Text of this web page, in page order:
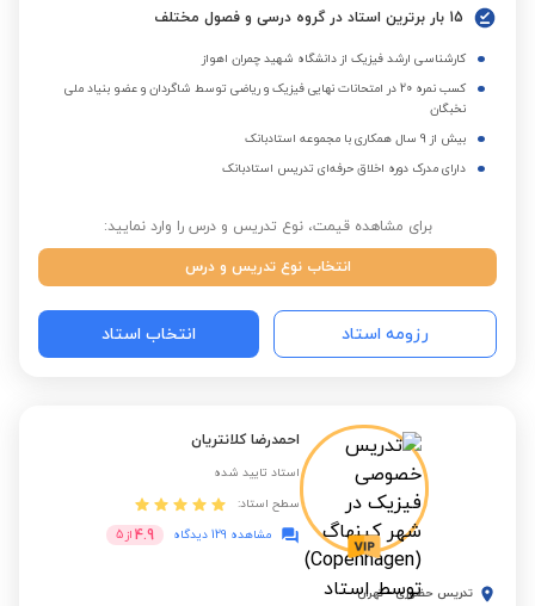
15 بار برترین استاد در گروه درسی و فصول مختلف
کارشناسی ارشد فیزیک از دانشگاه شهید چمران اهواز
کسب نمره 20 در امتحانات نهایی فیزیک و ریاضی توسط شاگردان و عضو بنیاد ملی
نخبگان
بیش از 9 سال همکاری با مجموعه استادبانک
دارای مدرک دوره اخلاق حرفه‌ای تدریس استادبانک
برای مشاهده قیمت، نوع تدریس و درس را وارد نمایید:
انتخاب نوع تدریس و درس
رزومه استاد انتخاب استاد
احمدرضا کلانتریان
استاد تایید شده
سطح استاد:
مشاهده 129 دیدگاه
4.9 از 5
تدریس حضوری - تهران